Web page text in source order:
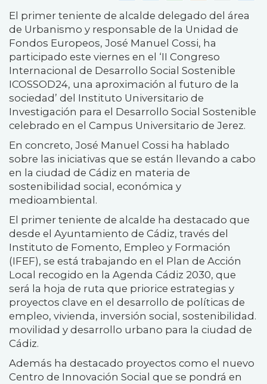
El primer teniente de alcalde delegado del área
de Urbanismo y responsable de la Unidad de
Fondos Europeos, José Manuel Cossi, ha
participado este viernes en el ‘II Congreso
Internacional de Desarrollo Social Sostenible
ICOSSOD24, una aproximación al futuro de la
sociedad’ del Instituto Universitario de
Investigación para el Desarrollo Social Sostenible
celebrado en el Campus Universitario de Jerez.
En concreto, José Manuel Cossi ha hablado
sobre las iniciativas que se están llevando a cabo
en la ciudad de Cádiz en materia de
sostenibilidad social, económica y
medioambiental.
El primer teniente de alcalde ha destacado que
desde el Ayuntamiento de Cádiz, través del
Instituto de Fomento, Empleo y Formación
(IFEF), se está trabajando en el Plan de Acción
Local recogido en la Agenda Cádiz 2030, que
será la hoja de ruta que priorice estrategias y
proyectos clave en el desarrollo de políticas de
empleo, vivienda, inversión social, sostenibilidad.
movilidad y desarrollo urbano para la ciudad de
Cádiz.
Además ha destacado proyectos como el nuevo
Centro de Innovación Social que se pondrá en